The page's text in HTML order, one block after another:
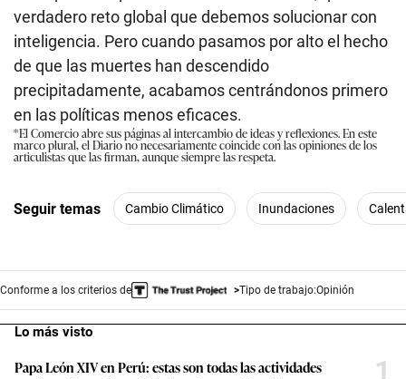
verdadero reto global que debemos solucionar con
inteligencia. Pero cuando pasamos por alto el hecho
de que las muertes han descendido
precipitadamente, acabamos centrándonos primero
en las políticas menos eficaces.
*El Comercio abre sus páginas al intercambio de ideas y reflexiones. En este
marco plural, el Diario no necesariamente coincide con las opiniones de los
articulistas que las firman, aunque siempre las respeta.
Seguir temas Cambio Climático Inundaciones
Conforme a los criterios de Tipo de trabajo:Opinión
Lo más visto
Papa León XIV en Perú: estas son todas las actividades
1